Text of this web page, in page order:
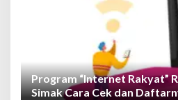
Program “Internet Rakyat”
Simak Cara Cek dan